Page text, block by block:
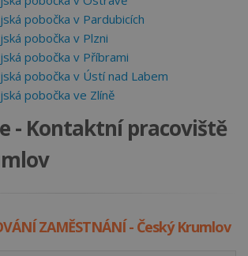
pobočka v Pardubicích
pobočka v Plzni
pobočka v Příbrami
pobočka v Ústí nad Labem
pobočka ve Zlíně
- Kontaktní pracoviště
ZAMĚSTNÁNÍ - Český Krumlov